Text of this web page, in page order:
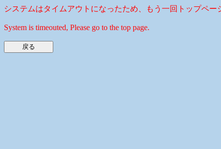
システムはタイムアウトになったため、もう一回トップペー
System is timeouted, Please go to the top page.